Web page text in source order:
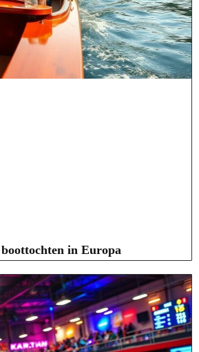
in Europa